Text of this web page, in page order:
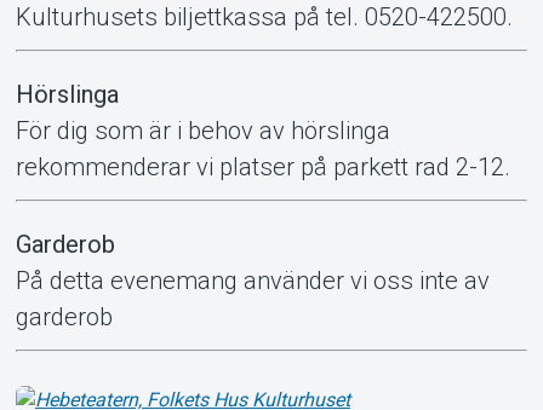
Kulturhusets biljettkassa på tel. 0520-422500.
Hörslinga
För dig som är i behov av hörslinga
rekommenderar vi platser på parkett rad 2-12.
Garderob
På detta evenemang använder vi oss inte av
garderob